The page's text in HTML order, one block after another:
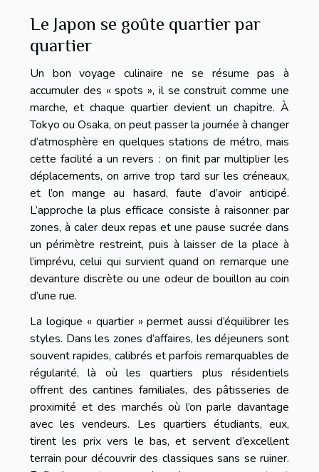
Le Japon se goûte quartier par
quartier
Un bon voyage culinaire ne se résume pas à
accumuler des « spots », il se construit comme une
marche, et chaque quartier devient un chapitre. À
Tokyo ou Osaka, on peut passer la journée à changer
d’atmosphère en quelques stations de métro, mais
cette facilité a un revers : on finit par multiplier les
déplacements, on arrive trop tard sur les créneaux,
et l’on mange au hasard, faute d’avoir anticipé.
L’approche la plus efficace consiste à raisonner par
zones, à caler deux repas et une pause sucrée dans
un périmètre restreint, puis à laisser de la place à
l’imprévu, celui qui survient quand on remarque une
devanture discrète ou une odeur de bouillon au coin
d’une rue.
La logique « quartier » permet aussi d’équilibrer les
styles. Dans les zones d’affaires, les déjeuners sont
souvent rapides, calibrés et parfois remarquables de
régularité, là où les quartiers plus résidentiels
offrent des cantines familiales, des pâtisseries de
proximité et des marchés où l’on parle davantage
avec les vendeurs. Les quartiers étudiants, eux,
tirent les prix vers le bas, et servent d’excellent
terrain pour découvrir des classiques sans se ruiner.